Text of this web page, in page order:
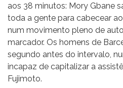
aos 38 minutos: Mory Gbane
toda a gente para cabecear
num movimento pleno de
marcador. Os homens de
segundo antes do intervalo,
incapaz de capitalizar a
Fujimoto.